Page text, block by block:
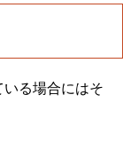
る場合にはそ